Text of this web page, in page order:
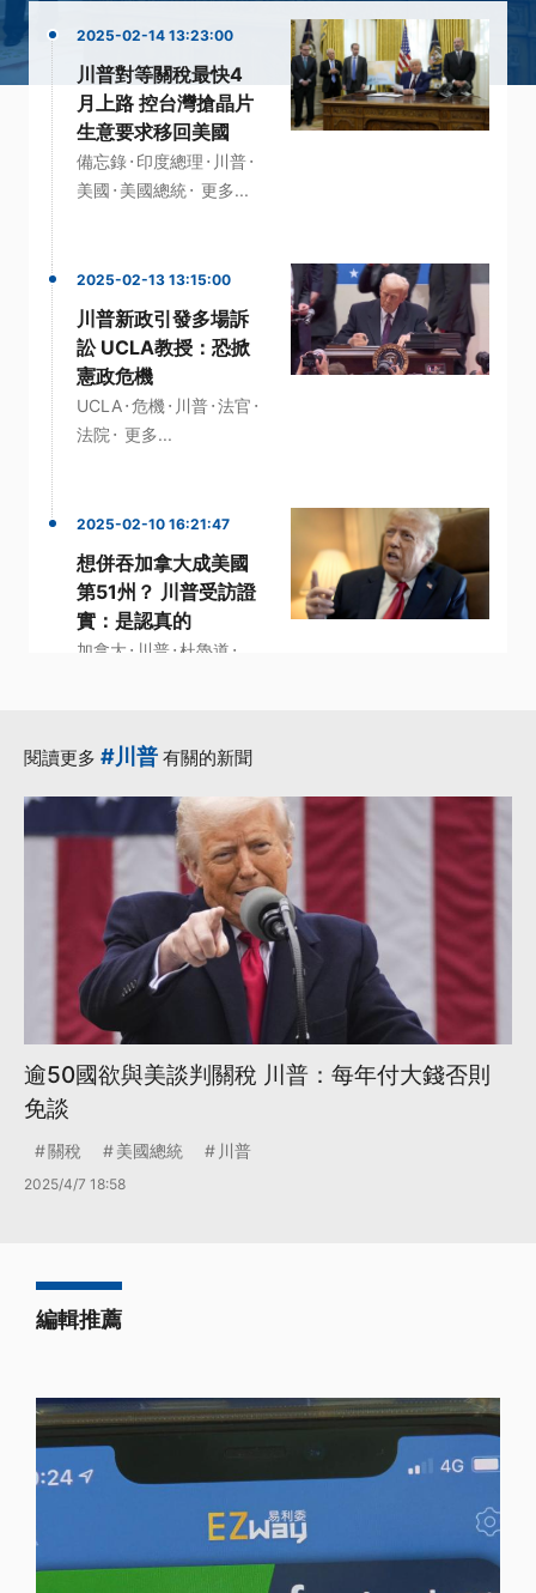
2025-02-14 13:23:00
川普對等關稅最快4
月上路 控台灣搶晶片
生意要求移回美國
備忘錄· 印度總理 · 川普·
美國 · 美國總統· 更多...
2025-02-13 13:15:00
川普新政引發多場訴
訟 UCLA教授：恐掀
憲政危機
UCLA·危機 · 川普·法官 ·
法院 · 更多...
2025-02-10 16:21:47
想併吞加拿大成美國
第51州？ 川普受訪證
實：是認真的
加拿大 · 川普·杜魯道 ·
閱讀更多 #川普 有關的新聞
逾50國欲與美談判關稅 川普：每年付大錢否則
免談
關稅 美國總統 川普
2025/4/7 18:58
編輯推薦